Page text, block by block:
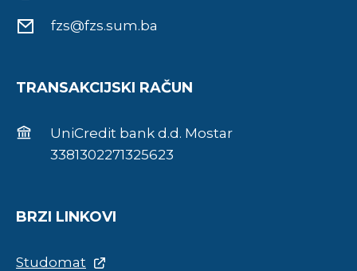
fzs@fzs.sum.ba
TRANSAKCIJSKI RAČUN
UniCredit bank d.d. Mostar
3381302271325623
BRZI LINKOVI
Studomat